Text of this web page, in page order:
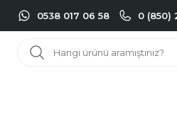
0538 017 06 58 0 (850)